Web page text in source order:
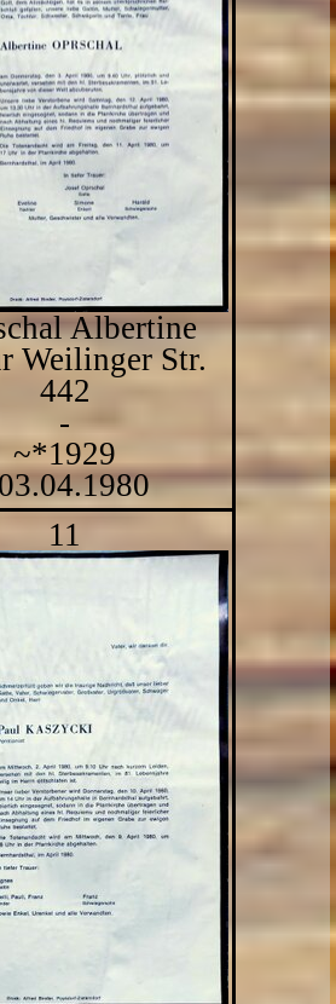
Albertine
Weilinger Str.
442
-
~*1929
11